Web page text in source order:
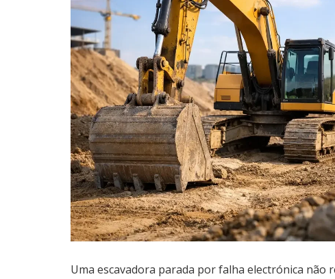
Uma escavadora parada por falha electrónica não